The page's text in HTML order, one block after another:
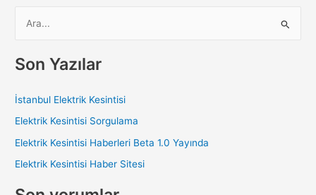
r
o
r
Son Yazılar
İstanbul Elektrik Kesintisi
Elektrik Kesintisi Sorgulama
Elektrik Kesintisi Haberleri Beta 1.0 Yayında
Elektrik Kesintisi Haber Sitesi